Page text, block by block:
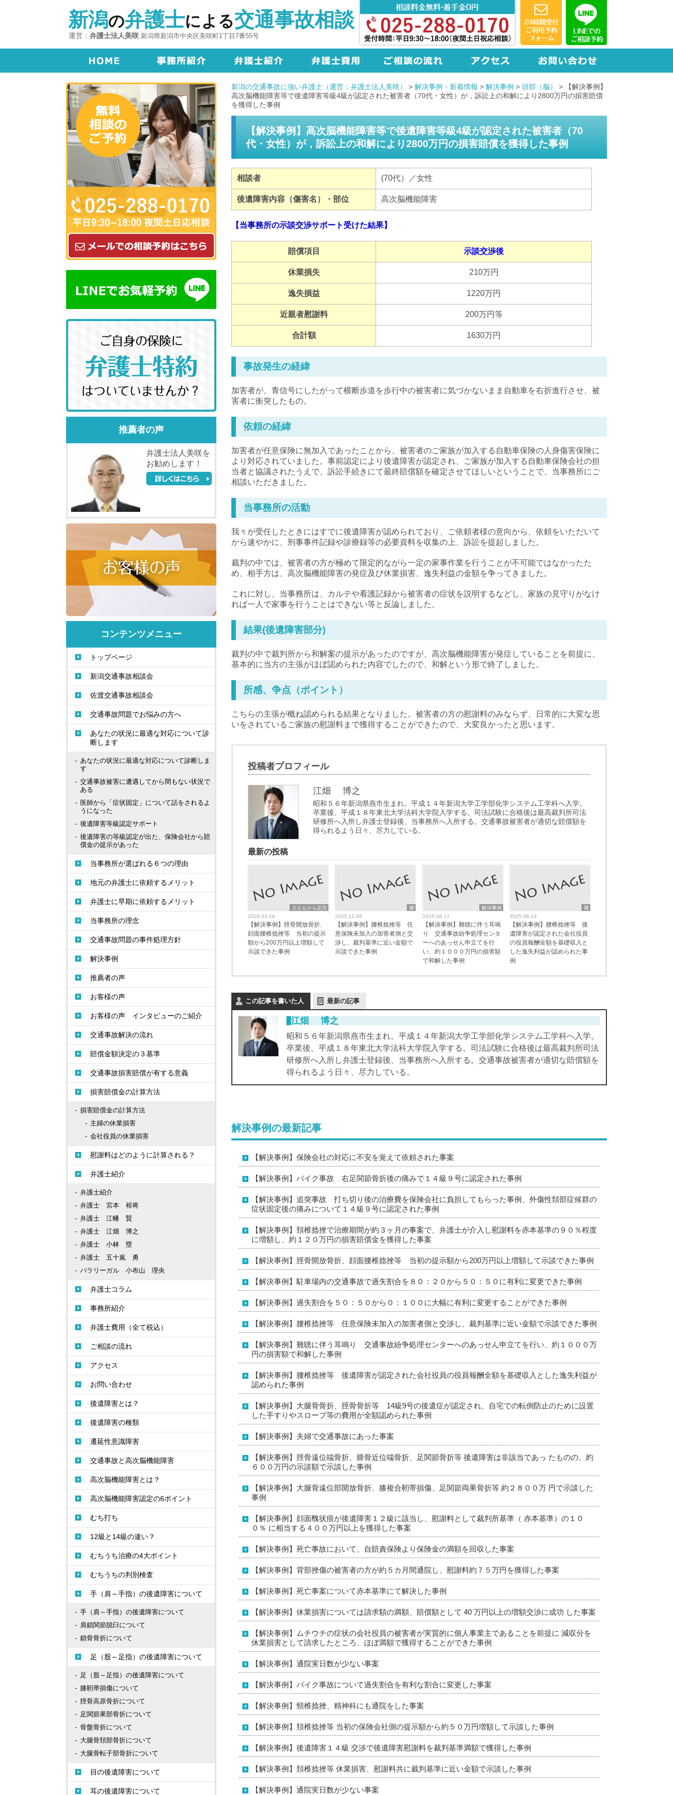
新潟の弁護士による交通事故相談
運営： 弁護士法人美咲 新潟県新潟市中央区美咲町1丁目7番55号
新潟の交通事故に強い弁護士（運営：弁護士法人美咲） > 解決事例・新着情報 > 解決事例 > 頭部（脳） >
【解決事例】
高次脳機能障害等で後遺障害等級4級が認定された被害者（70代・女性）が，訴訟上の和解により2800万円の損害賠償
を獲得した事例
【解決事例】高次脳機能障害等で後遺障害等級4級が認定された被害者（70
代・女性）が，訴訟上の和解により2800万円の損害賠償を獲得した事例
相談者 (70代）／女性
後遺障害内容（傷害名）・部位 高次脳機能障害
【当事務所の示談交渉サポート受けた結果】
賠償項目 示談交渉後
休業損失 210万円
逸失損益 1220万円
近親者慰謝料 200万円等
合計額 1630万円
事故発生の経緯
加害者が、青信号にしたがって横断歩道を歩行中の被害者に気づかないまま自動車を右折進行させ、被
害者に衝突したもの。
依頼の経緯
加害者が任意保険に無加入であったことから、被害者のご家族が加入する自動車保険の人身傷害保険に
より対応されていました。事前認定により後遺障害が認定され、ご家族が加入する自動車保険会社の担
当者と協議されたうえで、訴訟手続きにて最終賠償額を確定させてほしいということで、当事務所にご
相談いただきました。
当事務所の活動
我々が受任したときにはすでに後遺障害が認められており、ご依頼者様の意向から、依頼をいただいて
から速やかに、刑事事件記録や診療録等の必要資料を収集の上、訴訟を提起しました。
裁判の中では、被害者の方が極めて限定的ながら一定の家事作業を行うことが不可能ではなかったた
め、相手方は、高次脳機能障害の発症及び休業損害、逸失利益の金額を争ってきました。
これに対し、当事務所は、カルテや看護記録から被害者の症状を説明するなどし、家族の見守りがなけ
れば一人で家事を行うことはできない等と反論しました。
結果(後遺障害部分)
裁判の中で裁判所から和解案の提示があったのですが、高次脳機能障害が発症していることを前提に、
基本的に当方の主張がほぼ認められた内容でしたので、和解という形で終了しました。
所感、争点（ポイント）
こちらの主張が概ね認められる結果となりました。被害者の方の慰謝料のみならず、日常的に大変な思
いをされているご家族の慰謝料まで獲得することができたので、大変良かったと思います。
投稿者プロフィール
江畑 博之
昭和５６年新潟県燕市生まれ。平成１４年新潟大学工学部化学システム工学科へ入学。
卒業後、平成１８年東北大学法科大学院入学する。司法試験に合格後は最高裁判所司法
研修所へ入所し弁護士登録後、当事務所へ入所する。交通事故被害者が適切な賠償額を
得られるよう日々、尽力している。
最新の投稿
太ももから足先
2026.03.14
【解決事例】脛骨開放骨折、
顔面腰椎捻挫等 当初の提示
額から200万円以上増額して
示談できた事例
腰
2025.12.08
【解決事例】腰椎捻挫等 任
意保険未加入の加害者側と交
渉し、裁判基準に近い金額で
示談できた事例
解決事例
2025.06.17
【解決事例】難聴に伴う耳鳴
り 交通事故紛争処理センタ
ーへのあっせん申立てを行
い、約１０００万円の損害額
で和解した事例
腰
2025.06.13
【解決事例】腰椎捻挫等 後
遺障害が認定された会社役員
の役員報酬全額を基礎収入と
した逸失利益が認められた事
例
この記事を書いた人 最新の記事
江畑 博之
昭和５６年新潟県燕市生まれ。平成１４年新潟大学工学部化学システム工学科へ入学。
卒業後、平成１８年東北大学法科大学院入学する。司法試験に合格後は最高裁判所司法
研修所へ入所し弁護士登録後、当事務所へ入所する。交通事故被害者が適切な賠償額を
得られるよう日々、尽力している。
解決事例の最新記事
【解決事例】保険会社の対応に不安を覚えて依頼された事案
【解決事例】バイク事故 右足関節骨折後の痛みで１４級９号に認定された事例
【解決事例】追突事故 打ち切り後の治療費を保険会社に負担してもらった事例、外傷性頚部症候群の
症状固定後の痛みについて１４級９号に認定された事例
【解決事例】頚椎捻挫で治療期間が約３ヶ月の事案で、弁護士が介入し慰謝料を赤本基準の９０％程度
に増額し、約１２０万円の損害賠償金を獲得した事案
【解決事例】脛骨開放骨折、顔面腰椎捻挫等 当初の提示額から200万円以上増額して示談できた事例
【解決事例】駐車場内の交通事故で過失割合を８０：２０から５０：５０に有利に変更できた事例
【解決事例】過失割合を５０：５０から０：１００に大幅に有利に変更することができた事例
【解決事例】腰椎捻挫等 任意保険未加入の加害者側と交渉し、裁判基準に近い金額で示談できた事例
【解決事例】難聴に伴う耳鳴り 交通事故紛争処理センターへのあっせん申立てを行い、約１０００万
円の損害額で和解した事例
【解決事例】腰椎捻挫等 後遺障害が認定された会社役員の役員報酬全額を基礎収入とした逸失利益が
認められた事例
【解決事例】大腿骨骨折、脛骨骨折等 14級9号の後遺症が認定され、自宅での転倒防止のために設置
した手すりやスロープ等の費用が全額認められた事例
【解決事例】夫婦で交通事故にあった事案
【解決事例】脛骨遠位端骨折、腓骨近位端骨折、足関節骨折等 後遺障害は非該当であっ たものの、約
６００万円の示談額で示談した事例
【解決事例】大腿骨遠位部開放骨折、膝複合靭帯損傷、足関節両果骨折等 約２８００万 円で示談した
事例
【解決事例】顔面醜状痕が後遺障害１２級に該当し、慰謝料として裁判所基準（ 赤本基準）の１０
０％ に相当する４００万円以上を獲得した事案
【解決事例】死亡事故において、自賠責保険より保険金の満額を回収した事案
【解決事例】背部挫傷の被害者の方が約５カ月間通院し、慰謝料約７５万円を獲得した事案
【解決事例】死亡事案について赤本基準にて解決した事例
【解決事例】休業損害については請求額の満額、賠償額として 40 万円以上の増額交渉に成功 した事案
【解決事例】ムチウチの症状の会社役員の被害者が実質的に個人事業主であることを前提に 減収分を
休業損害として請求したところ、ほぼ満額で獲得することができた事例
【解決事例】通院実日数が少ない事案
【解決事例】バイク事故について過失割合を有利な割合に変更した事案
【解決事例】頸椎捻挫、精神科にも通院をした事案
【解決事例】頚椎捻挫等 当初の保険会社側の提示額から約５０万円増額して示談した事例
【解決事例】後遺障害１４級 交渉で後遺障害慰謝料を裁判基準満額で獲得した事例
【解決事例】頚椎捻挫等 休業損害、慰謝料共に裁判基準に近い金額で示談した事例
【解決事例】通院実日数が少ない事案
推薦者の声
弁護士法人美咲を
お勧めします！
コンテンツメニュー
トップページ
新潟交通事故相談会
佐渡交通事故相談会
交通事故問題でお悩みの方へ
あなたの状況に最適な対応について診
断します
あなたの状況に最適な対応について診断しま
す
交通事故被害に遭遇してから間もない状況で
ある
医師から「症状固定」について話をされるよ
うになった
後遺障害等級認定サポート
後遺障害の等級認定が出た、保険会社から賠
償金の提示があった
当事務所が選ばれる６つの理由
地元の弁護士に依頼するメリット
弁護士に早期に依頼するメリット
当事務所の理念
交通事故問題の事件処理方針
解決事例
推薦者の声
お客様の声
お客様の声 インタビューのご紹介
交通事故解決の流れ
賠償金額決定の３基準
交通事故損害賠償が有する意義
損害賠償金の計算方法
損害賠償金の計算方法
主婦の休業損害
会社役員の休業損害
慰謝料はどのように計算される？
弁護士紹介
弁護士紹介
弁護士 宮本 裕将
弁護士 江幡 賢
弁護士 江畑 博之
弁護士 小林 塁
弁護士 五十嵐 勇
パラリーガル 小布山 理央
弁護士コラム
事務所紹介
弁護士費用（全て税込）
ご相談の流れ
アクセス
お問い合わせ
後遺障害とは？
後遺障害の種類
遷延性意識障害
交通事故と高次脳機能障害
高次脳機能障害とは？
高次脳機能障害認定の6ポイント
むち打ち
12級と14級の違い？
むちうち治療の4大ポイント
むちうちの判別検査
手（肩～手指）の後遺障害について
手（肩～手指）の後遺障害について
肩鎖関節脱臼について
鎖骨骨折について
足（股～足指）の後遺障害について
足（股～足指）の後遺障害について
膝靭帯損傷について
脛骨高原骨折について
足関節果部骨折について
骨盤骨折について
大腿骨頚部骨折について
大腿骨転子部骨折について
目の後遺障害について
耳の後遺障害について